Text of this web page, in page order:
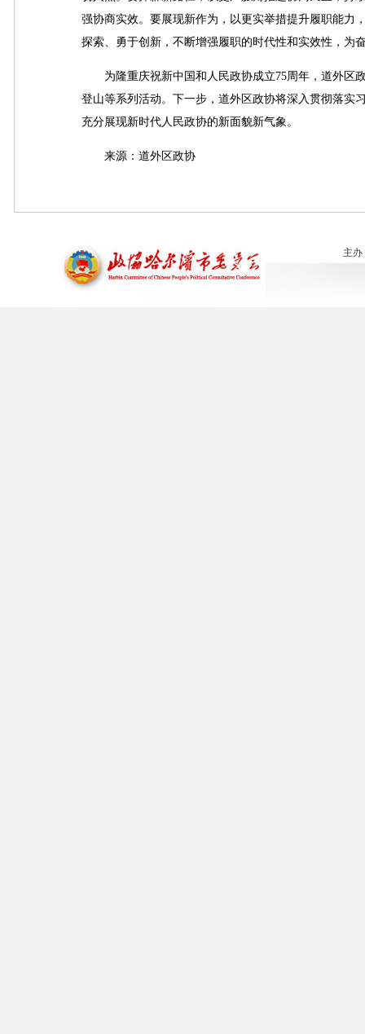
强协商实效。要展现新作为，以更实举措提升履职能力
探索、勇于创新，不断增强履职的时代性和实效性，为
为隆重庆祝新中国和人民政协成立75周年，道外区政
登山等系列活动。下一步，道外区政协将深入贯彻落实
充分展现新时代人民政协的新面貌新气象。
来源：道外区政协
主